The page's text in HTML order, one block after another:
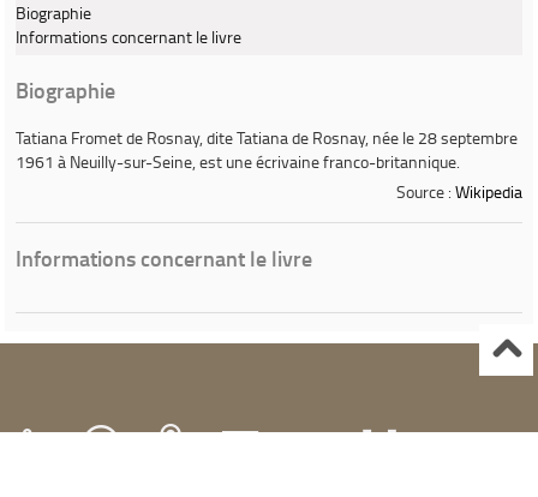
Biographie
Informations concernant le livre
Biographie
Tatiana Fromet de Rosnay, diteTatiana de Rosnay, née le 28 septembre
1961 à Neuilly-sur-Seine, est une écrivaine franco-britannique.
Source : Wikipedia
Informations concernant le livre